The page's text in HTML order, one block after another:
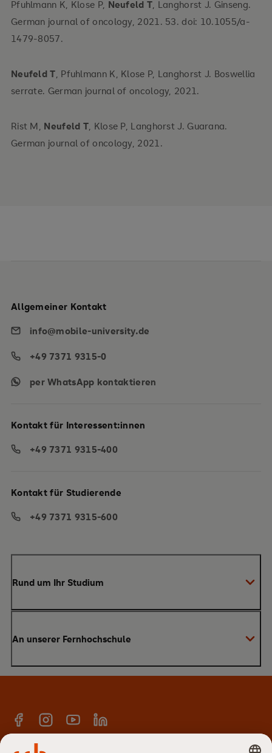
Pfuhlmann K, Klose P, Neufeld T , Langhorst J. Ginseng.
German journal of oncology, 2021. 53. doi: 10.1055/a-
1479-8057.
Neufeld T , Pfuhlmann K, Klose P, Langhorst J. Boswellia
serrate. German journal of oncology, 2021.
Rist M, Neufeld T , Klose P, Langhorst J. Guarana.
German journal of oncology, 2021.
Rund um Ihr Studium
Anrechnung von Vorleistungen
Studienberatung
Master
Anmeldung Newsletter
An unserer Fernhochschule
Warum SRH?
E-Campus
Allgemeiner Kontakt
info@mobile-university.de
+49 7371 9315-0
per WhatsApp kontaktieren
Kontakt für Interessent:innen
+49 7371 9315-400
Kontakt für Studierende
+49 7371 9315-600
FacebookInstagramYouTubeLinkedin